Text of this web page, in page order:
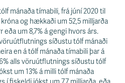
mánaða tímabili, frá júní 2020 til
og hækkaði um 52,5 milljarða
eða um 8,7% á gengi hvors árs.
vöruútflutnings síðustu tólf mánaði
en á tólf mánaða tímabili þar á
alls vöruútflutnings síðustu tólf
um 13% á milli tólf mánaða